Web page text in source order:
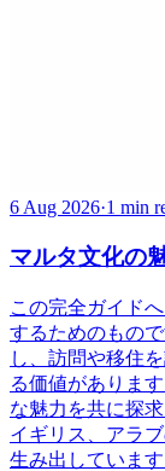
6 Aug 2026·1 min
マルタ文化の
この完全ガイド
するためのもの
し、訪問や移住
る価値がありま
な魅力を共に探
イギリス、アラ
生み出していま